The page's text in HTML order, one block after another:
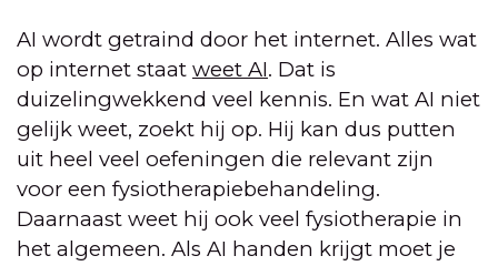
AI wordt getraind door het internet. Alles wat
op internet staat weet AI. Dat is
duizelingwekkend veel kennis. En wat AI niet
gelijk weet, zoekt hij op. Hij kan dus putten
uit heel veel oefeningen die relevant zijn
voor een fysiotherapiebehandeling.
Daarnaast weet hij ook veel fysiotherapie in
het algemeen. Als AI handen krijgt moet je